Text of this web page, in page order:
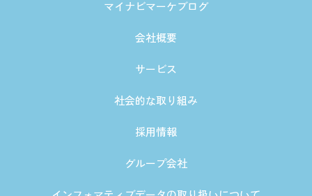
マイナビマーケブログ
会社概要
サービス
社会的な取り組み
採用情報
グループ会社